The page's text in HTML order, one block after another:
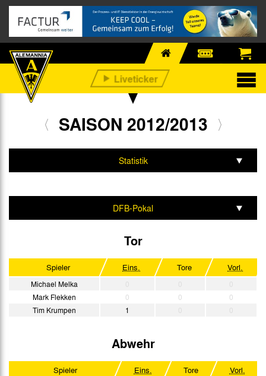
SAISON 2012/2013
Spiele & Tabelle
Statistik
DFB-Pokal
3. Liga
Tor
Spieler Eins. Tore Vorl.
Michael Melka
Mark Flekken
0 0
0
Tim Krumpen
1
Abwehr
Spieler Eins. Tore Vorl.